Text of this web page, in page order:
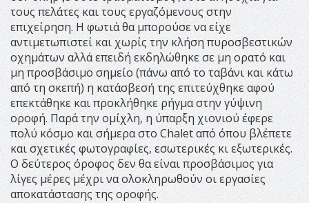
τους πελάτες και τους εργαζόμενους στην
επιχείρηση. Η φωτιά θα μπορούσε να είχε
αντιμετωπιστεί και χωρίς την κλήση πυροσβεστικών
οχημάτων αλλά επειδή εκδηλώθηκε σε μη ορατό και
μη προσβάσιμο σημείο (πάνω από το ταβάνι και κάτω
από τη σκεπή) η κατάσβεσή της επιτεύχθηκε αφού
επεκτάθηκε και προκλήθηκε ρήγμα στην γύψινη
οροφή. Παρά την ομίχλη, η ύπαρξη χιονιού έφερε
πολύ κόσμο και σήμερα στο Chalet από όπου βλέπετε
και σχετικές φωτογραφίες, εσωτερικές κι εξωτερικές.
Ο δεύτερος όροφος δεν θα είναι προσβάσιμος για
λίγες μέρες μέχρι να ολοκληρωθούν οι εργασίες
αποκατάστασης της οροφής.